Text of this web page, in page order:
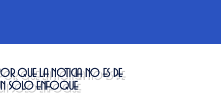
que la noticia no es de
solo enfoque